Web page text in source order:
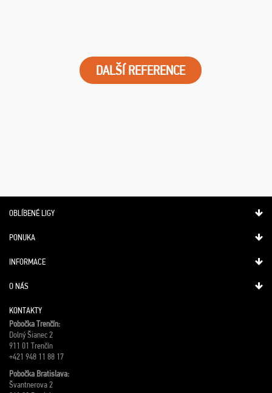
DALŠÍ REFERENCE
OBLÍBENÉ LIGY
PONUKA
INFORMACE
O NÁS
KONTAKTY
Pobočka Trenčín:
Dolný Šianec 2
911 01 Trenčín
+421 948 11 88 17
Pobočka Bratislava:
Švantnerova 2